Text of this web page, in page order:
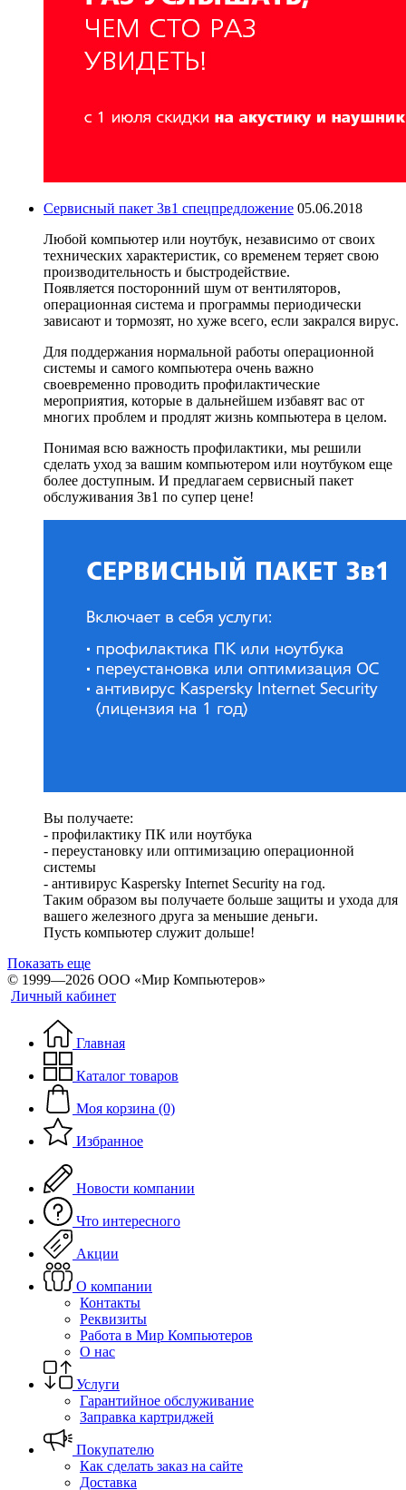
Сервисный пакет 3в1 спецпредложение 05.06.2018
Любой компьютер или ноутбук, независимо от своих
технических характеристик, со временем теряет свою
производительность и быстродействие.
Появляется посторонний шум от вентиляторов,
операционная система и программы периодически
зависают и тормозят, но хуже всего, если закрался вирус.
Для поддержания нормальной работы операционной
системы и самого компьютера очень важно
своевременно проводить профилактические
мероприятия, которые в дальнейшем избавят вас от
многих проблем и продлят жизнь компьютера в целом.
Понимая всю важность профилактики, мы решили
сделать уход за вашим компьютером или ноутбуком еще
более доступным. И предлагаем сервисный пакет
обслуживания 3в1 по супер цене!
Вы получаете:
- профилактику ПК или ноутбука
- переустановку или оптимизацию операционной
системы
- антивирус Kaspersky Internet Security на год.
Таким образом вы получаете больше защиты и ухода для
вашего железного друга за меньшие деньги.
Пусть компьютер служит дольше!
Показать еще
© 1999—2026 ООО «Мир Компьютеров»
Личный кабинет
Главная
Каталог товаров
Моя корзина (0)
Избранное
Новости компании
Что интересного
Акции
О компании
Контакты
Реквизиты
Работа в Мир Компьютеров
О нас
Услуги
Гарантийное обслуживание
Заправка картриджей
Покупателю
Как сделать заказ на сайте
Доставка